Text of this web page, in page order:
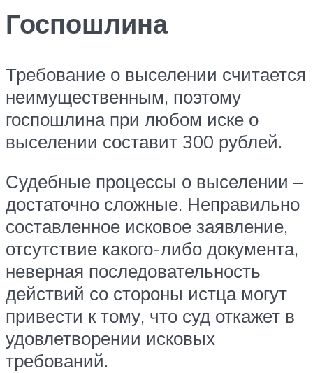
Госпошлина
Требование о выселении считается
неимущественным, поэтому
госпошлина при любом иске о
выселении составит 300 рублей.
Судебные процессы о выселении –
достаточно сложные. Неправильно
составленное исковое заявление,
отсутствие какого-либо документа,
неверная последовательность
действий со стороны истца могут
привести к тому, что суд откажет в
удовлетворении исковых
требований.